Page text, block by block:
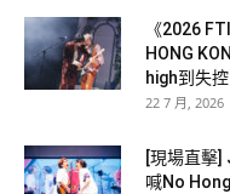
《2026
HONG
high到失
22 7 月, 2026
[現場直擊]
喊No